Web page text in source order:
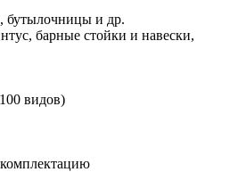
бутылочницы и др.
барные стойки и навески,
видов)
комплектацию